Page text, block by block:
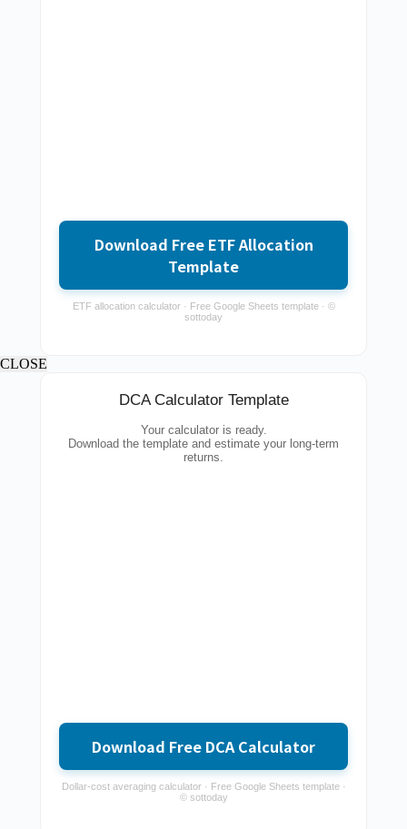
Download Free ETF Allocation
Template
ETF allocation calculator · Free Google Sheets template · ©
sottoday
CLOSE
DCA Calculator Template
Your calculator is ready.
Download the template and estimate your long-term
returns.
Download Free DCA Calculator
Dollar-cost averaging calculator · Free Google Sheets template ·
© sottoday